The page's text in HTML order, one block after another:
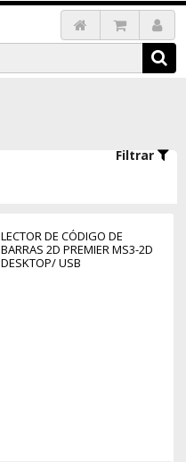
Filtrar
LECTOR DE CÓDIGO DE
BARRAS 2D PREMIER MS3-2D
DESKTOP/ USB